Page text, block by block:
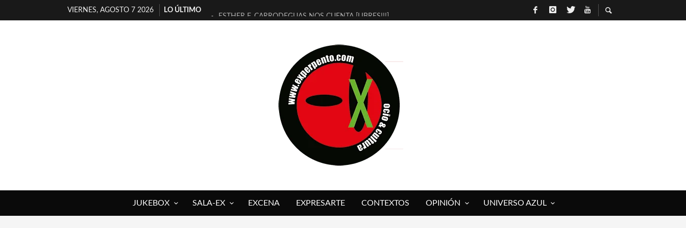
VIERNES, AGOSTO 7 2026
LO ÚLTIMO
ESTHER F. CARRODEGUAS NOS CUENTA [LIBRES!!!]
[ELECTRA JONDA] DE JUAN GUERRERO ZAMORA
TIMBRE 4, LA ESCUELA DEL DIRECTOR TEATRAL CLAUDIO TOLCACHIR
30 AÑOS (NO ES NADA) DE LA KATARSIS DEL TOMATAZO
MILITARES JUDÍAS EN #EXVITA
D’BALDOMEROS REINVENTAN [BITÁCORA 3.0] EN EXVITA
MARSHALL FLASH PRESENTA EN EXVITA [RELATIVA SENCILLEZ]
JOFRE BARDAGÍ EN EXVITA INTERPRETANDO A SERRAT
JUKEBOX SALA-EX EXCENA EXPRESARTE CONTEXTOS OPINIÓN UNIVERSO AZUL